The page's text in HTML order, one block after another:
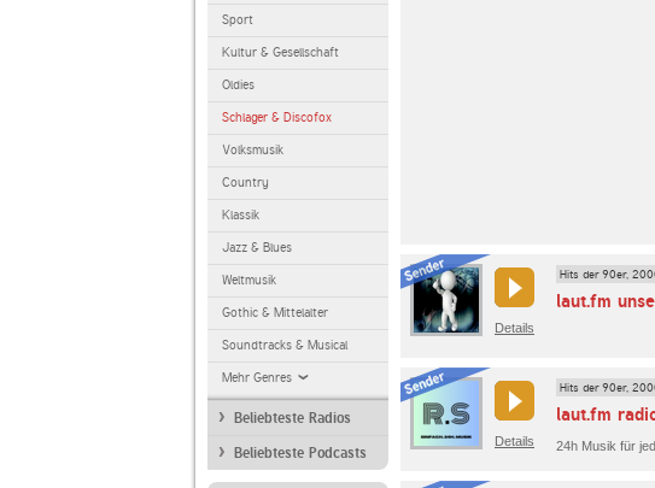
Sport
Kultur & Gesellschaft
Oldies
Schlager & Discofox
Volksmusik
Country
Klassik
Jazz & Blues
Weltmusik
Gothic & Mittelalter
Soundtracks & Musical
Mehr Genres
Beliebteste Radios
Beliebteste Podcasts
Details
Hits der 90er,
laut.fm
Details
Hits der 90er,
laut.fm